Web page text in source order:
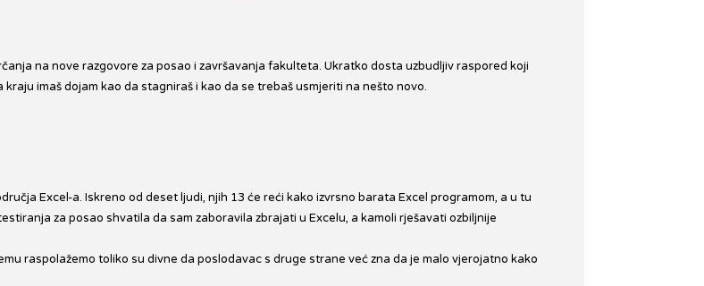
na nove razgovore za posao i završavanja fakulteta. Ukratko dosta uzbudljiv raspored koji
imaš dojam kao da stagniraš i kao da se trebaš usmjeriti na nešto novo.
Excel-a. Iskreno od deset ljudi, njih 13 će reći kako izvrsno barata Excel programom, a u tu
za posao shvatila da sam zaboravila zbrajati u Excelu, a kamoli rješavati ozbiljnije
raspolažemo toliko su divne da poslodavac s druge strane već zna da je malo vjerojatno kako